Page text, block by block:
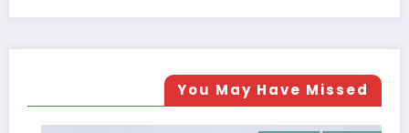
You May Have Missed